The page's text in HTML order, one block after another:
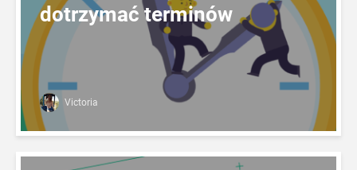
dotrzymać terminów
Victoria